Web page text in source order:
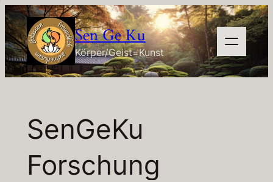
Zum
Inhalt
springen
Sen Ge Ku
Körper/Geist=Kunst
SenGeKu
Forschung